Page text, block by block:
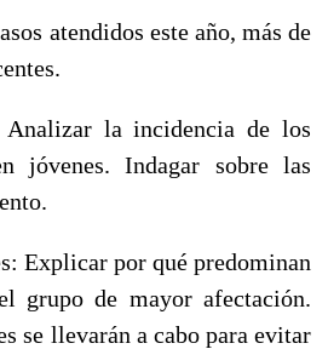
atendidos este año, más de
la incidencia de los
jóvenes. Indagar sobre las
Explicar por qué predominan
grupo de mayor afectación.
se llevarán a cabo para evitar